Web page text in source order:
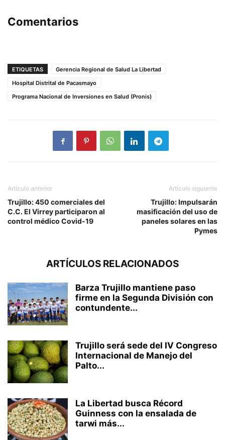
Comentarios
ETIQUETAS
Gerencia Regional de Salud La Libertad
Hospital Distrital de Pacasmayo
Programa Nacional de Inversiones en Salud (Pronis)
Artículo anterior
Trujillo: 450 comerciales del
C.C. El Virrey participaron al
control médico Covid-19
Artículo siguiente
Trujillo: Impulsarán
masificación del uso de
paneles solares en las
Pymes
ARTÍCULOS RELACIONADOS
Barza Trujillo mantiene paso
firme en la Segunda División con
contundente...
Trujillo será sede del IV Congreso
Internacional de Manejo del
Palto...
La Libertad busca Récord
Guinness con la ensalada de
tarwi más...